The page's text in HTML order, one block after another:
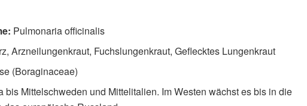
Pulmonaria officinalis
Arzneilungenkraut, Fuchslungenkraut, Geflecktes Lungenkraut
(Boraginaceae)
bis Mittelschweden und Mittelitalien. Im Westen wächst es bis in die